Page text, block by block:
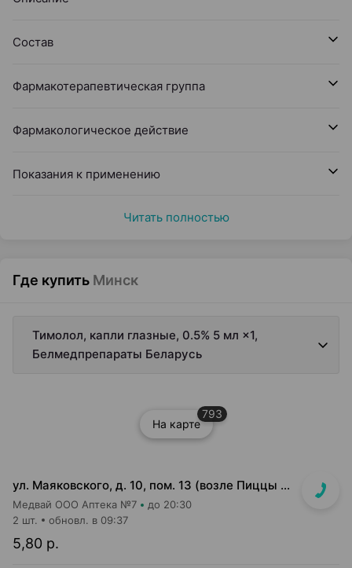
Состав
Фармакотерапевтическая группа
Фармакологическое действие
Показания к применению
Читать полностью
Где купить Минск
Тимолол, капли глазные, 0.5% 5 мл ×1,
Белмедпрепараты Беларусь
На карте
793
ул. Маяковского, д. 10, пом. 13 (возле Пиццы Мании)
Медвай ООО Аптека №7 до 20:30
5,80 р.
2 шт. обновл. в 09:37